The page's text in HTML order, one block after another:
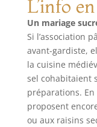
L’info
Un mariage
Si l’association
avant-gardiste,
la cuisine
sel cohabitaient
préparations.
proposent
ou aux raisins